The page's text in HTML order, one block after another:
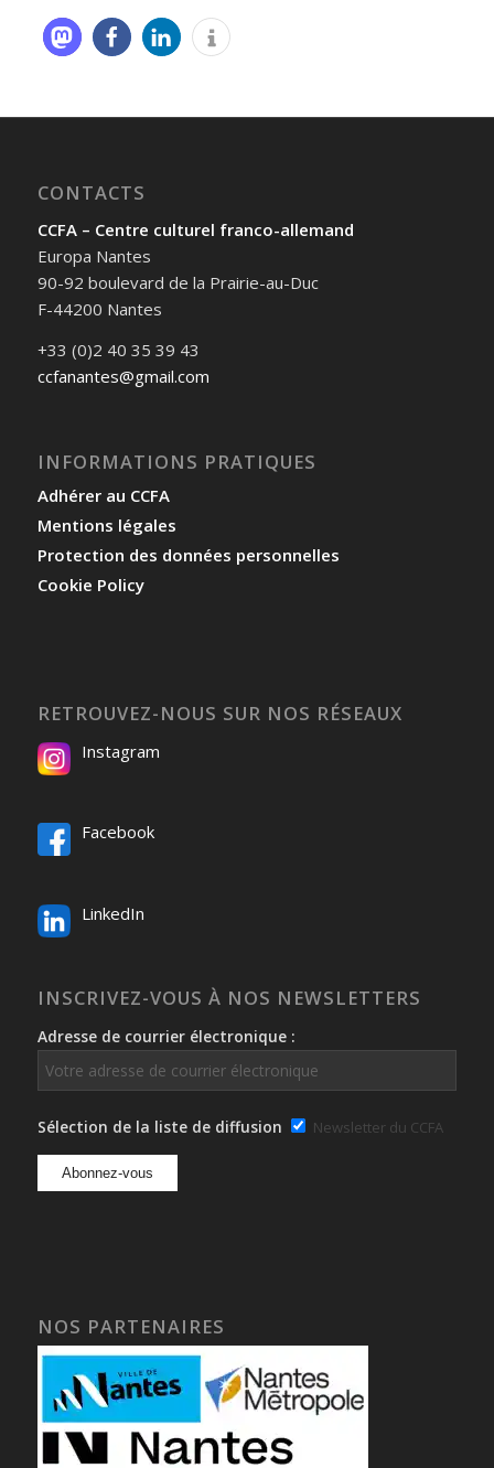
CONTACTS
CCFA – Centre culturel franco-allemand
Europa Nantes
90-92 boulevard de la Prairie-au-Duc
F-44200 Nantes
+33 (0)2 40 35 39 43
ccfanantes@gmail.com
INFORMATIONS PRATIQUES
Adhérer au CCFA
Mentions légales
Protection des données personnelles
Cookie Policy
RETROUVEZ-NOUS SUR NOS RÉSEAUX
Instagram
Facebook
LinkedIn
INSCRIVEZ-VOUS À NOS NEWSLETTERS
Adresse de courrier électronique :
Sélection de la liste de diffusion Newsletter du CCFA
NOS PARTENAIRES